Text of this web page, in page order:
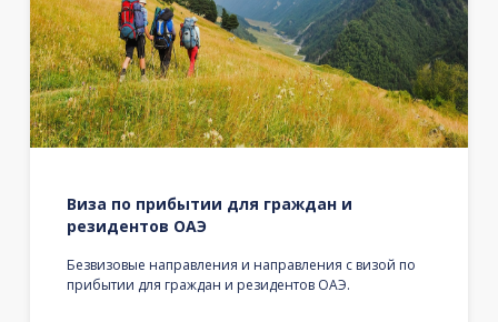
Виза по прибытии для граждан и
резидентов ОАЭ
Безвизовые направления и направления с визой по
прибытии для граждан и резидентов ОАЭ.